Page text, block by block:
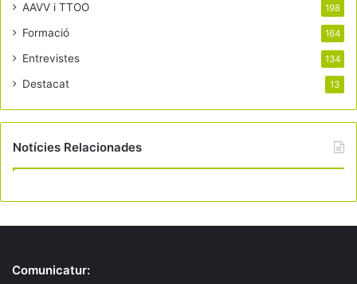
AAVV i TTOO 198
Formació 164
Entrevistes 134
Destacat 13
Notícies Relacionades
Comunicatur: